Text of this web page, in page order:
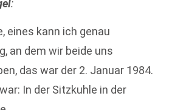
:
eines kann ich genau
an dem wir beide uns
das war der 2. Januar 1984.
In der Sitzkuhle in der